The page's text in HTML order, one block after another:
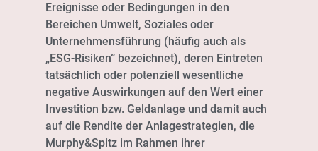
Ereignisse oder Bedingungen in den
Bereichen Umwelt, Soziales oder
Unternehmensführung (häufig auch als
„ESG-Risiken“ bezeichnet), deren Eintreten
tatsächlich oder potenziell wesentliche
negative Auswirkungen auf den Wert einer
Investition bzw. Geldanlage und damit auch
auf die Rendite der Anlagestrategien, die
Murphy&Spitz im Rahmen ihrer